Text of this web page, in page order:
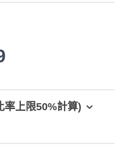
率上限50%計算)